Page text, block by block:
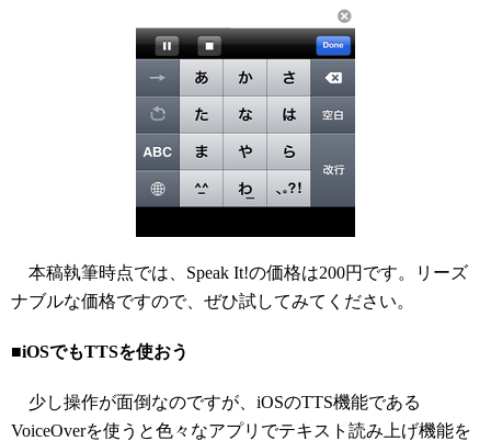
本稿執筆時点では、Speak It!の価格は200円です。リーズ
ナブルな価格ですので、ぜひ試してみてください。
■iOSでもTTSを使おう
少し操作が面倒なのですが、iOSのTTS機能である
VoiceOverを使うと色々なアプリでテキスト読み上げ機能を